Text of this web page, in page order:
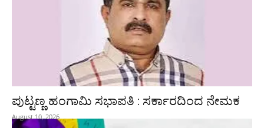
ಪುಟ್ಟಣ್ಣ ಹಂಗಾಮಿ ಸಭಾಪತಿ : ಸರ್ಕಾರದಿಂದ ನೇಮಕ
August 10, 2026